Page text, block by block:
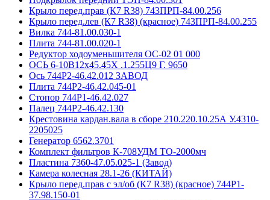
Крыло перед.прав (К7 R38) 743ПРП-84.00.256
Крыло перед.лев (К7 R38) (красное) 743ПРП-84.00.255
Вилка 744-81.00.030-1
Плита 744-81.00.020-1
Редуктор ходоуменьшителя ОС-02 01 000
ОСЬ 6-10B12х45.45Х .1.255Ц9 Г. 9650
Ось 744Р2-46.42.012 ЗАВОД
Плита 744Р2-46.42.045-01
Стопор 744Р1-46.42.027
Палец 744Р2-46.42.130
Крестовина кардан.вала в сборе 210.220.10.25А У.4310-
2205025
Генератор 6562.3701
Комплект фильтров К-708УДМ ТО-2000мч
Пластина 7360-47.05.025-1 (Завод)
Камера колесная 28.1-26 (КИТАЙ)
Крыло перед.прав с эл/об (К7 R38) (красное) 744Р1-
37.98.150-01